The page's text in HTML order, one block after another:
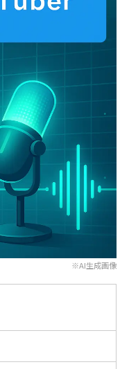
※AI生成画像